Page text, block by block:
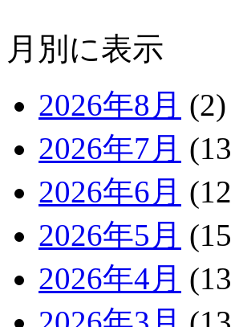
月別に表示
2026年8月 (2)
2026年7月
2026年6月
2026年5月
2026年4月